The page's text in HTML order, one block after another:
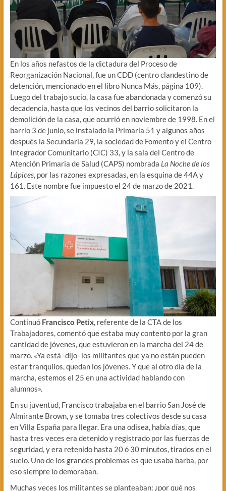
En los años nefastos de la dictadura del Proceso de
Reorganización Nacional, fue un CDD (centro clandestino de
detención, mencionado en el libro Nunca Más, página 109).
Luego del trabajo sucio, la casa fue abandonada y comenzó su
decadencia, hasta que los vecinos del barrio solicitaron la
demolición de la casa, que ocurrió en noviembre de 1998. En el
barrio 3 de junio, se instalado la Primaria 51 y algunos años
después la Secundaria 29, la sociedad de Fomento y el Centro
Integrador Comunitario (CIC) 33, y la sala del Centro de
Atención Primaria de Salud (CAPS) nombrada La Noche de los
Lápices, por las razones expresadas, en la esquina de 44A y
161. Este nombre fue impuesto el 24 de marzo de 2021.
Continuó Francisco Petix, referente de la CTA de los
Trabajadores, comentó que estaba muy contento por la gran
cantidad de jóvenes, que estuvieron en la marcha del 24 de
marzo. «Ya está -dijo- los militantes que ya no están pueden
estar tranquilos, quedan los jóvenes. Y que al otro día de la
marcha, estemos el 25 en una actividad hablando con
alumnos».
En su juventud, Francisco trabajaba en el barrio San José de
Almirante Brown, y se tomaba tres colectivos desde su casa
en Villa España para llegar. Era una odisea, había días, que
hasta tres veces era detenido y registrado por las fuerzas de
seguridad, y era retenido hasta 20 ó 30 minutos, tirados en el
suelo. Uno de los grandes problemas es que usaba barba, por
eso siempre lo demoraban.
Muchas veces los militantes se planteaban: ¿por qué nos